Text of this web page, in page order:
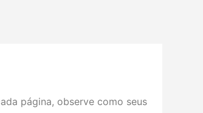
página, observe como seus